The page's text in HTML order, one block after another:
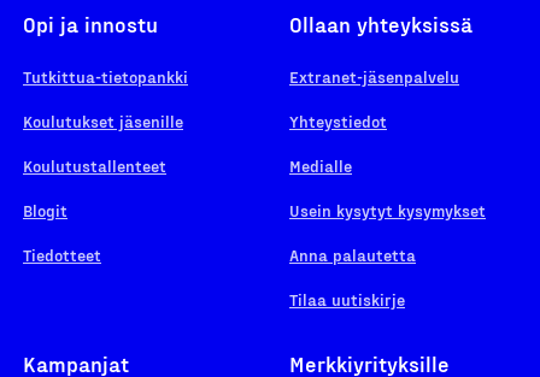
Opi ja innostu
Tutkittua-tietopankki
Koulutukset jäsenille
Koulutustallenteet
Blogit
Tiedotteet
Ollaan yhteyksissä
Extranet-jäsenpalvelu
Yhteystiedot
Medialle
Usein kysytyt kysymykset
Anna palautetta
Tilaa uutiskirje
Kampanjat Merkkiyrityksille